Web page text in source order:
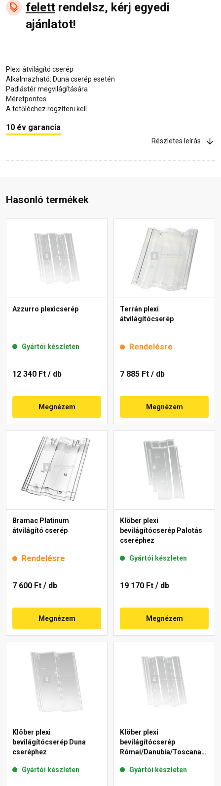
felett rendelsz, kérj egyedi
ajánlatot!
Plexi átvilágító cserép
Alkalmazható: Duna cserép esetén
Padlástér megvilágítására
Méretpontos
A tetőléchez rögzíteni kell
10 év garancia
Részletes leírás
Hasonló termékek
Azzurro plexicserép
Gyártói készleten
12 340 Ft / db
Megnézem
Terrán plexi
átvilágítócserép
Rendelésre
7 885 Ft / db
Megnézem
Bramac Platinum
átvilágító cserép
Rendelésre
7 600 Ft / db
Megnézem
Klöber plexi
bevilágítócserép Palotás
cseréphez
Gyártói készleten
19 170 Ft / db
Megnézem
Klöber plexi
bevilágítócserép Duna
cseréphez
Gyártói készleten
Klöber plexi
bevilágítócserép
Római/Danubia/Toscana
Gyártói készleten